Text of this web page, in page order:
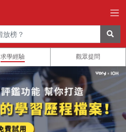
求學經驗 觀眾提問